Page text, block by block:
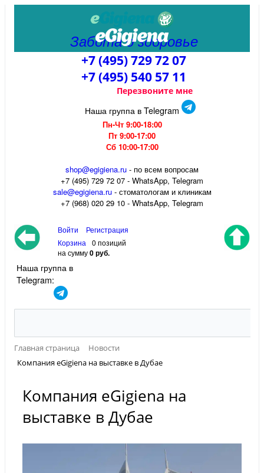
Забота о здоровье
+7 (495) 729 72 07
+7 (495) 540 57 11
Перезвоните мне
Наша группа в Telegram
Пн-Чт 9:00-18:00
Пт 9:00-17:00
Сб 10:00-17:00
shop@egigiena.ru - по всем вопросам
‎+7 (495) 729 72 07 - WhatsApp, Telegram
sale@egigiena.ru- стоматологам и клиникам
+7 (968) 020 29 10 - WhatsApp, Telegram
Войти
Регистрация
Корзина
0 позиций
на сумму0 руб.
Наша группа в
Telegram:
Главная страница
Новости
Компания eGigiena на выставке в Дубае
Компания eGigiena на
выставке в Дубае